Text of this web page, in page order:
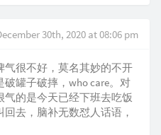
30th, 2020 at 08:06 pm
气很不好，莫名其妙的不开
罐子破摔，who care。对
的是今天已经下班去吃饭
去，脑补无数怼人话语，